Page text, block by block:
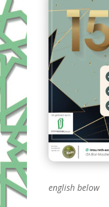
english below